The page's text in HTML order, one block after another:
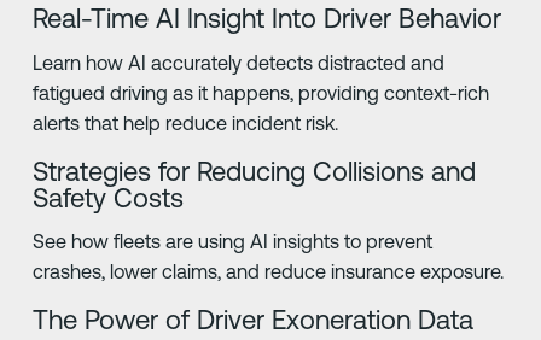
Real-Time AI Insight Into Driver Behavior
Learn how AI accurately detects distracted and
fatigued driving as it happens, providing context-rich
alerts that help reduce incident risk.
Strategies for Reducing Collisions and
Safety Costs
See how fleets are using AI insights to prevent
crashes, lower claims, and reduce insurance exposure.
The Power of Driver Exoneration Data